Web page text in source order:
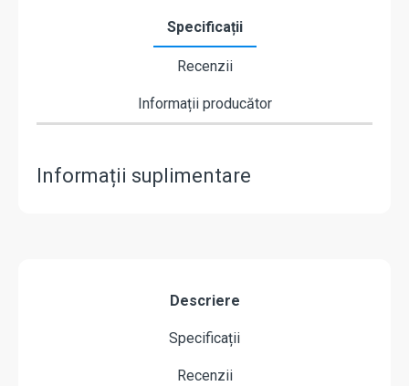
Specificații
Recenzii
Informații producător
Informații suplimentare
Descriere
Specificații
Recenzii